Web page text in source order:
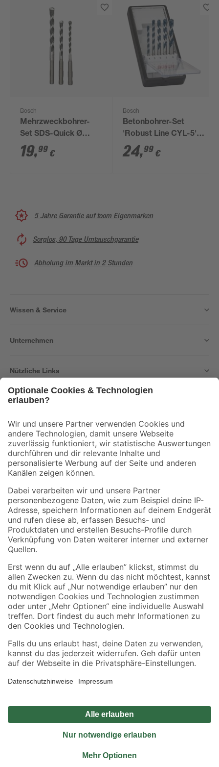
Bosch
Mehrzweckbohrer-
Set SDS-Quick Ø
5/6/8 mm
19,99 €
Bosch
Betonbohrer-Set
'Robust Line CYL-5'
5-teilig
24,99 €
5 Jahre Garantie auf toom Eigenmarken
Sorglos, 90 Tage Umtauschgarantie
Abholung im Markt in 2 Stunden
Wissen & Service
Unternehmen
Nützliche Links
Der toom Newsletter: Keine Angebote und Aktionen mehr verpassen!
Zur Newsletter Anmeldung
Folge uns
Zahlungsarten Versandarten
Sicher einkaufen
Jetzt die toom-App herunterladen
Alle Preisangaben in EUR inkl. gesetzl. MwSt.. Die dargestellten Angebote sind unter
Umständen nicht in allen Märkten verfügbar. Die angegebenen Verfügbarkeiten beziehen
Produkte nur solange der Vorrat reicht.
*Paketversand ab 59 € versandkostenfrei, gilt nicht für Artikel mit Speditionsversand, hier
Privatsphäre Impressum
Nutzungsbedingungen
Widerrufsrecht
Vertrag widerrufen
© 2026 toom Baumarkt GmbH